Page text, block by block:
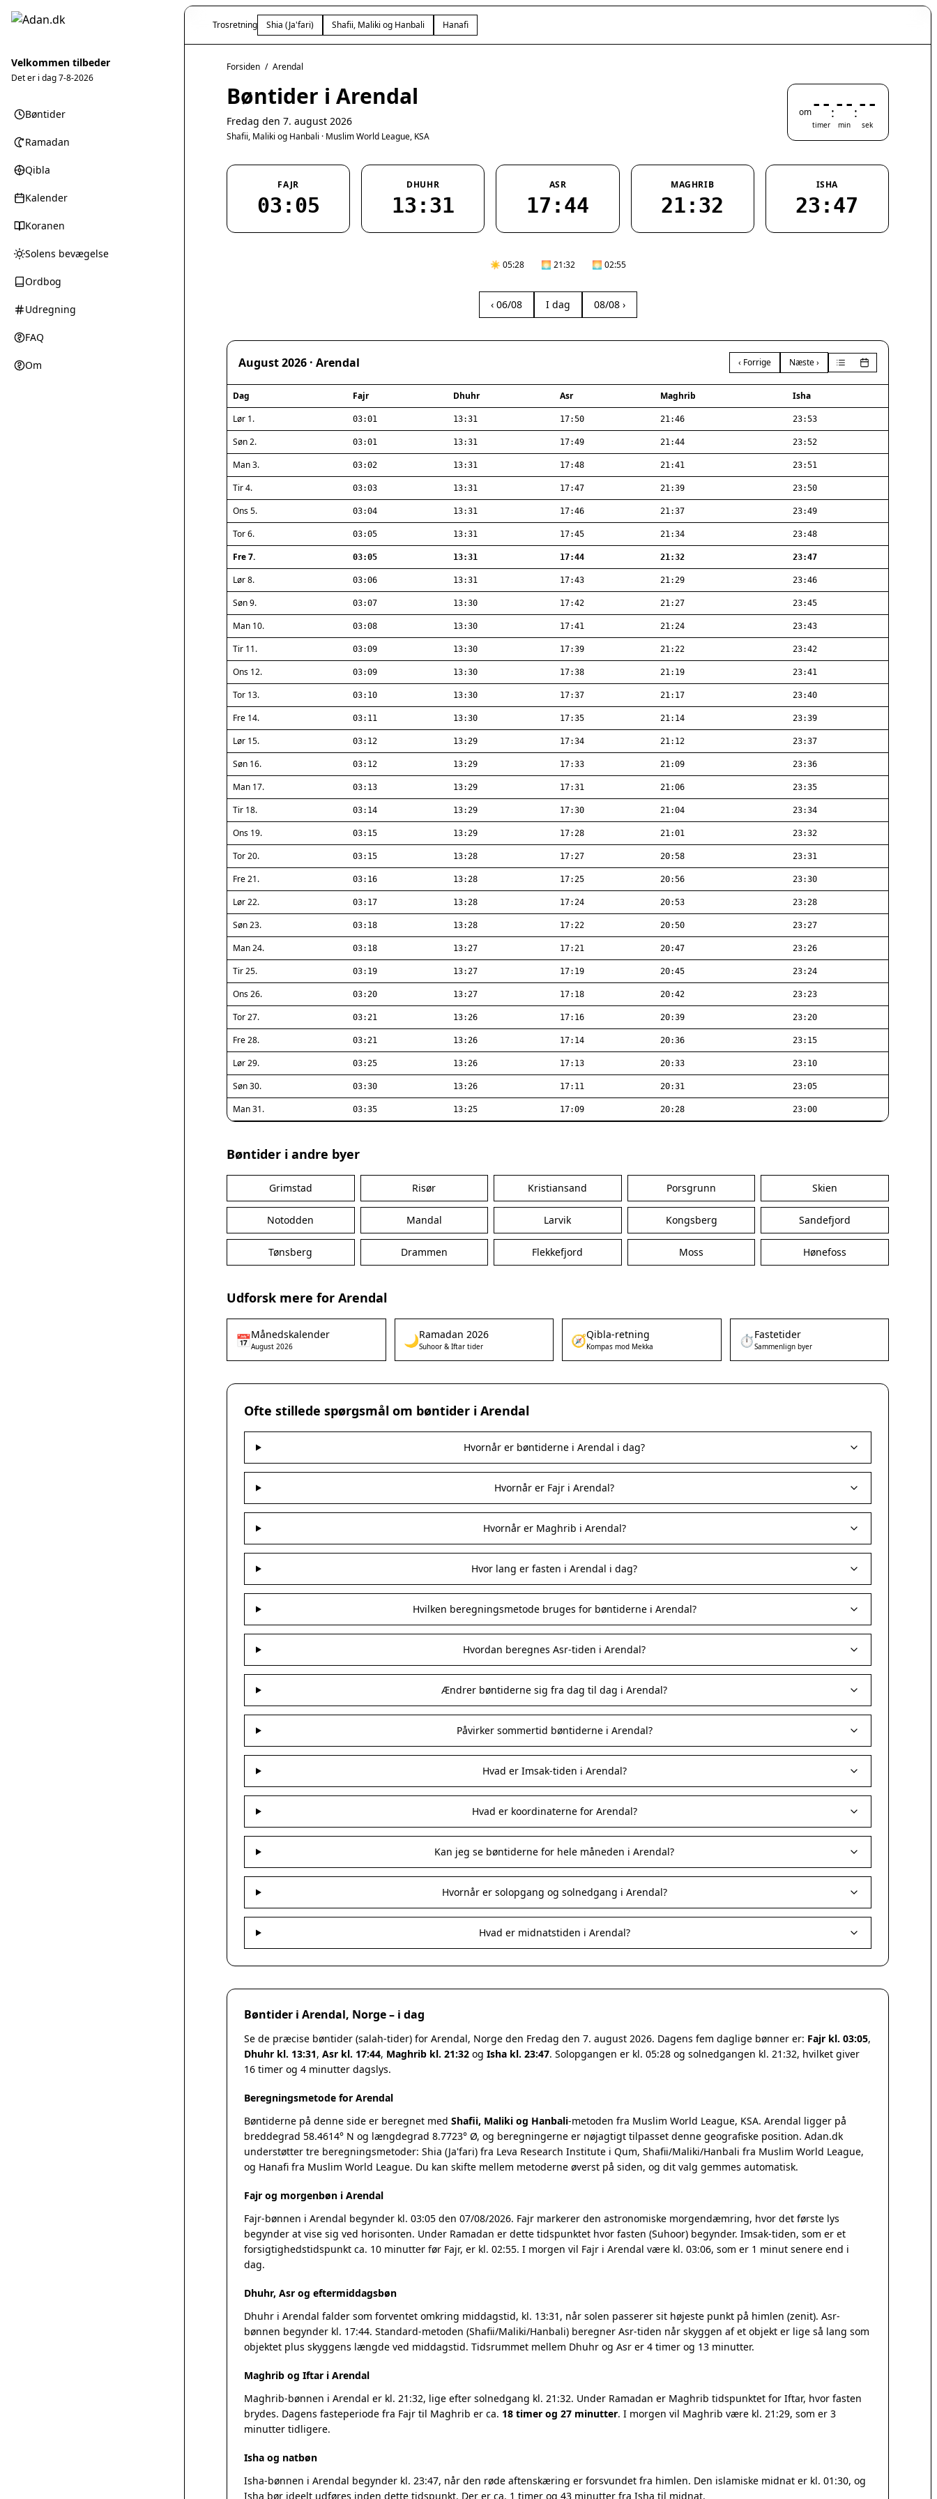
Velkommen tilbeder
Det er i dag7-8-2026
Bøntider
Ramadan
Qibla
Kalender
Koranen
Solens bevægelse
Ordbog
Udregning
FAQ
Om
Trosretning Shia (Ja'fari) Shafii, Maliki og Hanbali Hanafi
Forsiden / Arendal
Bøntider i Arendal
Fredag den 7. august 2026
Shafii, Maliki og Hanbali · Muslim World League, KSA
om--
timer
:--
min
:--
sek
FAJR
03:05
DHUHR
13:31
ASR
17:44
MAGHRIB
21:32
ISHA
23:47
☀️ 05:28 🌅 21:32 🌅 02:55
‹ 06/08 I dag 08/08 ›
August 2026 · Arendal ‹ Forrige Næste ›
Dag Fajr Dhuhr Asr Maghrib
Isha
Lør 1.
03:01 13:31 17:50 21:46 23:53
Søn 2. 03:01 13:31 17:49 21:44 23:52
Man 3. 03:02 13:31 17:48 21:41 23:51
Tir 4. 03:03 13:31 17:47 21:39 23:50
Ons 5. 03:04 13:31 17:46 21:37 23:49
Tor 6. 03:05 13:31 17:45 21:34 23:48
Fre 7. 03:05 13:31 17:44 21:32 23:47
Lør 8. 03:06 13:31 17:43 21:29 23:46
Søn 9. 03:07 13:30 17:42 21:27 23:45
Man 10. 03:08 13:30 17:41 21:24 23:43
Tir 11. 03:09 13:30 17:39 21:22 23:42
Ons 12. 03:09 13:30 17:38 21:19 23:41
Tor 13. 03:10 13:30 17:37 21:17 23:40
Fre 14. 03:11 13:30 17:35 21:14 23:39
Lør 15. 03:12 13:29 17:34 21:12 23:37
Søn 16. 03:12 13:29 17:33 21:09 23:36
Man 17. 03:13 13:29 17:31 21:06 23:35
Tir 18. 03:14 13:29 17:30 21:04 23:34
Ons 19. 03:15 13:29 17:28 21:01 23:32
Tor 20. 03:15 13:28 17:27 20:58 23:31
Fre 21. 03:16 13:28 17:25 20:56 23:30
Lør 22. 03:17 13:28 17:24 20:53 23:28
Søn 23. 03:18 13:28 17:22 20:50 23:27
Man 24. 03:18 13:27 17:21 20:47 23:26
Tir 25. 03:19 13:27 17:19 20:45 23:24
Ons 26. 03:20 13:27 17:18 20:42 23:23
Tor 27. 03:21 13:26 17:16 20:39 23:20
Fre 28. 03:21 13:26 17:14 20:36 23:15
Lør 29. 03:25 13:26 17:13 20:33 23:10
Søn 30. 03:30 13:26 17:11 20:31 23:05
Man 31. 03:35 13:25 17:09 20:28 23:00
Bøntider i andre byer
Grimstad Risør Kristiansand Porsgrunn Skien
Notodden Mandal Larvik Kongsberg Sandefjord
Tønsberg Drammen Flekkefjord Moss Hønefoss
Udforsk mere for Arendal
📅Månedskalender
August 2026 🌙Ramadan 2026
Suhoor & Iftar tider 🧭Qibla-retning
Kompas mod Mekka ⏱️Fastetider
Sammenlign byer
Ofte stillede spørgsmål om bøntider i Arendal
Hvornår er bøntiderne i Arendal i dag?
Hvornår er Fajr i Arendal?
Hvornår er Maghrib i Arendal?
Hvor lang er fasten i Arendal i dag?
Hvilken beregningsmetode bruges for bøntiderne i Arendal?
Hvordan beregnes Asr-tiden i Arendal?
Ændrer bøntiderne sig fra dag til dag i Arendal?
Påvirker sommertid bøntiderne i Arendal?
Hvad er Imsak-tiden i Arendal?
Hvad er koordinaterne for Arendal?
Kan jeg se bøntiderne for hele måneden i Arendal?
Hvornår er solopgang og solnedgang i Arendal?
Hvad er midnatstiden i Arendal?
Bøntider i Arendal, Norge – i dag
Se de præcise bøntider (salah-tider) for Arendal, Norge den Fredag den 7. august 2026. Dagens fem daglige bønner er: Fajr kl. 03:05,
Dhuhr kl. 13:31, Asr kl. 17:44, Maghrib kl. 21:32 og Isha kl. 23:47. Solopgangen er kl. 05:28 og solnedgangen kl. 21:32, hvilket giver
16 timer og 4 minutter dagslys.
Beregningsmetode for Arendal
Bøntiderne på denne side er beregnet med Shafii, Maliki og Hanbali-metoden fra Muslim World League, KSA. Arendal ligger på
breddegrad 58.4614° N og længdegrad 8.7723° Ø, og beregningerne er nøjagtigt tilpasset denne geografiske position. Adan.dk
understøtter tre beregningsmetoder: Shia (Ja'fari) fra Leva Research Institute i Qum, Shafii/Maliki/Hanbali fra Muslim World League,
og Hanafi fra Muslim World League. Du kan skifte mellem metoderne øverst på siden, og dit valg gemmes automatisk.
Fajr og morgenbøn i Arendal
Fajr-bønnen i Arendal begynder kl. 03:05 den 07/08/2026. Fajr markerer den astronomiske morgendæmring, hvor det første lys
begynder at vise sig ved horisonten. Under Ramadan er dette tidspunktet hvor fasten (Suhoor) begynder. Imsak-tiden, som er et
forsigtighedstidspunkt ca. 10 minutter før Fajr, er kl. 02:55. I morgen vil Fajr i Arendal være kl. 03:06, som er 1 minut senere end i
dag.
Dhuhr, Asr og eftermiddagsbøn
Dhuhr i Arendal falder som forventet omkring middagstid, kl. 13:31, når solen passerer sit højeste punkt på himlen (zenit). Asr-
bønnen begynder kl. 17:44. Standard-metoden (Shafii/Maliki/Hanbali) beregner Asr-tiden når skyggen af et objekt er lige så lang som
objektet plus skyggens længde ved middagstid. Tidsrummet mellem Dhuhr og Asr er 4 timer og 13 minutter.
Maghrib og Iftar i Arendal
Maghrib-bønnen i Arendal er kl. 21:32, lige efter solnedgang kl. 21:32. Under Ramadan er Maghrib tidspunktet for Iftar, hvor fasten
brydes. Dagens fasteperiode fra Fajr til Maghrib er ca. 18 timer og 27 minutter. I morgen vil Maghrib være kl. 21:29, som er 3
minutter tidligere.
Isha og natbøn
Isha-bønnen i Arendal begynder kl. 23:47, når den røde aftenskæring er forsvundet fra himlen. Den islamiske midnat er kl. 01:30, og
Isha bør ideelt udføres inden dette tidspunkt. Der er ca. 1 timer og 43 minutter fra Isha til midnat.